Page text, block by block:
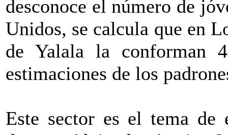
desconoce el número de
Unidos, se calcula que en
de Yalala la conforman
estimaciones de los
Este sector es el tema